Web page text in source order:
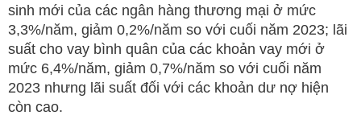
sinh mới của các ngân hàng thương mại ở mức
3,3%/năm, giảm 0,2%/năm so với cuối năm 2023; lãi
suất cho vay bình quân của các khoản vay mới ở
mức 6,4%/năm, giảm 0,7%/năm so với cuối năm
2023 nhưng lãi suất đối với các khoản dư nợ hiện
còn cao.